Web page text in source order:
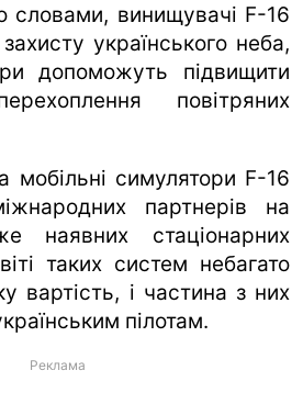
словами, винищувачі F-16
українського неба,
допоможуть підвищити
повітряних
мобільні симулятори F-16
партнерів на
наявних стаціонарних
таких систем небагато
вартість, і частина з них
пілотам.
Реклама